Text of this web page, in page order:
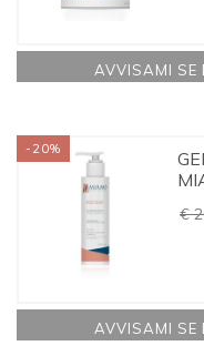
CATEGORIES
CATEGORIES
AVVISAMI SE
€
-20%
AVVISAMI SE